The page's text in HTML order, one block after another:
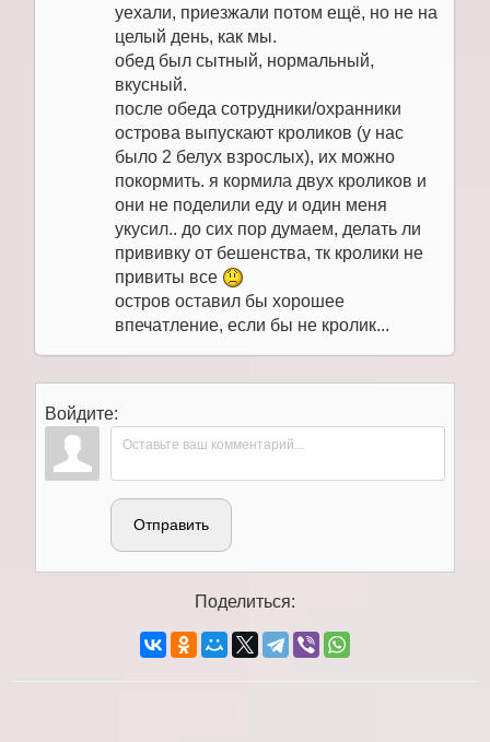
уехали, приезжали потом ещё, но не на
целый день, как мы.
обед был сытный, нормальный,
вкусный.
после обеда сотрудники/охранники
острова выпускают кроликов (у нас
было 2 белух взрослых), их можно
покормить. я кормила двух кроликов и
они не поделили еду и один меня
укусил.. до сих пор думаем, делать ли
прививку от бешенства, тк кролики не
привиты все
остров оставил бы хорошее
впечатление, если бы не кролик...
Войдите:
Отправить
Поделиться: